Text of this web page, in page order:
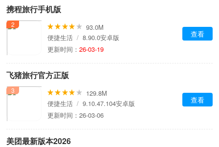
携程旅行手机版
2
93.0M
便捷生活 / 8.90.0安卓版
更新时间：26-03-19
查看
飞猪旅行官方正版
3
129.8M
便捷生活 / 9.10.47.104安卓版
更新时间：26-03-06
查看
美团最新版本2026